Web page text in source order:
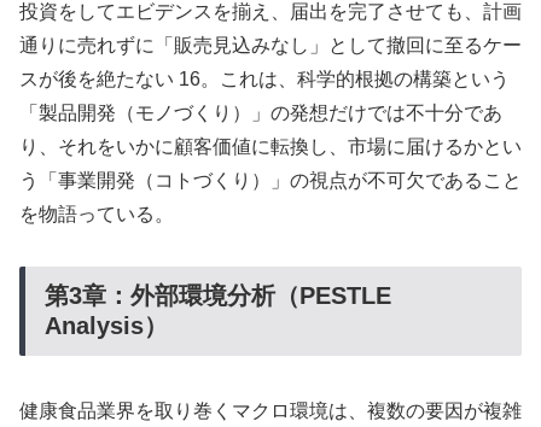
投資をしてエビデンスを揃え、届出を完了させても、計画
通りに売れずに「販売見込みなし」として撤回に至るケー
スが後を絶たない 16。これは、科学的根拠の構築という
「製品開発（モノづくり）」の発想だけでは不十分であ
り、それをいかに顧客価値に転換し、市場に届けるかとい
う「事業開発（コトづくり）」の視点が不可欠であること
を物語っている。
第3章：外部環境分析（PESTLE
Analysis）
健康食品業界を取り巻くマクロ環境は、複数の要因が複雑